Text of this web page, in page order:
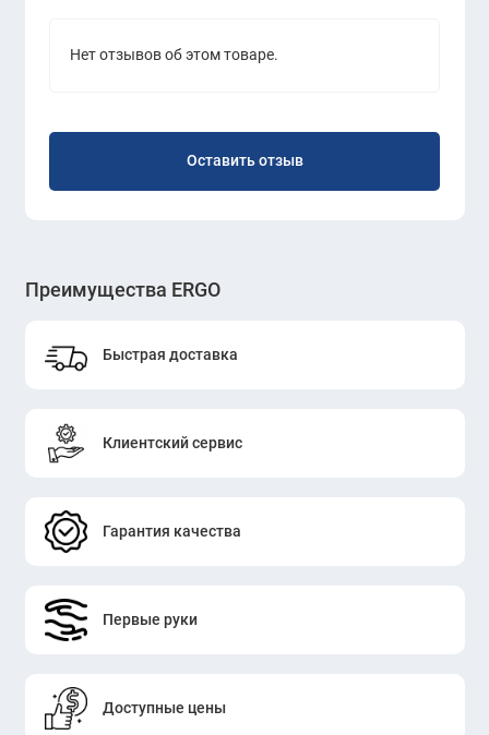
Нет отзывов об этом товаре.
Оставить отзыв
Преимущества ERGO
Быстрая доставка
Клиентский сервис
Гарантия качества
Первые руки
Доступные цены